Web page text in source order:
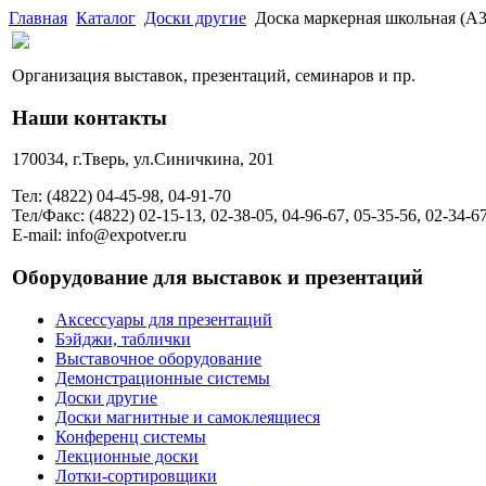
Главная Каталог Доски другие Доска маркерная школьная
Организация выставок, презентаций, семинаров и пр.
Наши контакты
170034, г.Тверь, ул.Синичкина, 201
Тел: (4822) 04-45-98, 04-91-70
Тел/Факс: (4822) 02-15-13, 02-38-05, 04-96-67, 05-35-56, 02-34-
E-mail: info@expotver.ru
Оборудование для выставок и презентаций
Аксессуары для презентаций
Бэйджи, таблички
Выставочное оборудование
Демонстрационные системы
Доски другие
Доски магнитные и самоклеящиеся
Конференц системы
Лекционные доски
Лотки-сортировщики